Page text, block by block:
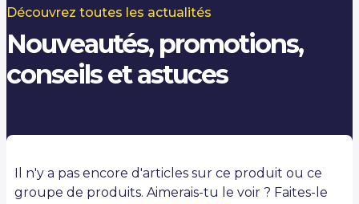
Découvrez toutes les actualités
Nouveautés, promotions,
conseils et astuces
Il n'y a pas encore d'articles sur ce produit ou ce
groupe de produits. Aimerais-tu le voir ? Faites-le